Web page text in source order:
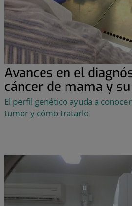
Avances en el
cáncer de mama y
El perfil genético ayuda a
tumor y cómo tratarlo